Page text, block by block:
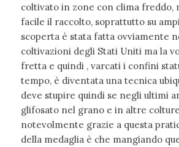
coltivato in zone con clima freddo,
facile il raccolto, soprattutto su
scoperta è stata fatta ovviamente
coltivazioni degli Stati Uniti ma la
fretta e quindi , varcati i confini
tempo, è diventata una tecnica
deve stupire quindi se negli ultimi
glifosato nel grano e in altre
notevolmente grazie a questa
della medaglia è che mangiando